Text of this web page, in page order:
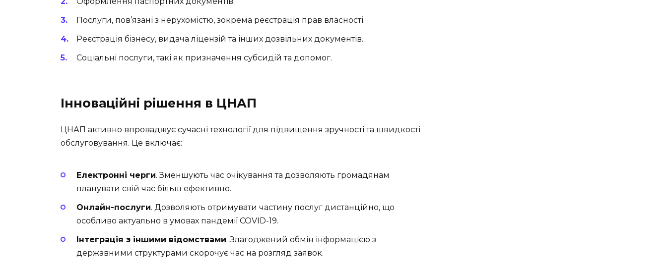
Послуги, пов’язані з нерухомістю, зокрема реєстрація прав власності.
Реєстрація бізнесу, видача ліцензій та інших дозвільних документів.
Соціальні послуги, такі як призначення субсидій та допомог.
Інноваційні рішення в ЦНАП
ЦНАП активно впроваджує сучасні технології для підвищення зручності та швидкості
обслуговування. Це включає:
Електронні черги. Зменшують час очікування та дозволяють громадянам
планувати свій час більш ефективно.
Онлайн-послуги. Дозволяють отримувати частину послуг дистанційно, що
особливо актуально в умовах пандемії COVID-19.
Інтеграція з іншими відомствами. Злагоджений обмін інформацією з
державними структурами скорочує час на розгляд заявок.